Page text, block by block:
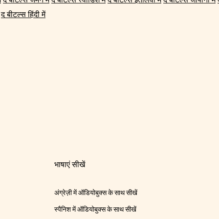
द बीटल्स हिंदी में
भाषाएं सीखें
अंग्रेज़ी में ऑडियोबुक्स के साथ सीखें
स्पैनिश में ऑडियोबुक्स के साथ सीखें